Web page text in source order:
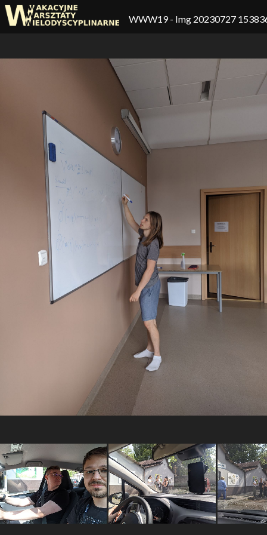
WWW19- Img 20230727